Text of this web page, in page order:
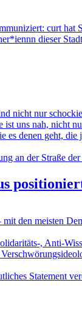
curt hat
dieser
nur
uns nah, nicht
denen geht,
den meisten
, Anti-
Statement